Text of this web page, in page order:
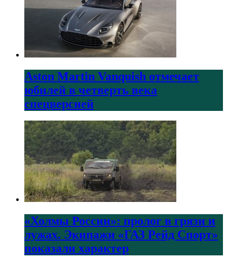
Aston Martin Vanquish отмечает
юбилей в четверть века
спецверсией
«Холмы России»: пролог в грязи и
лужах. Экипажи «ГАЗ Рейд Спорт»
показали характер